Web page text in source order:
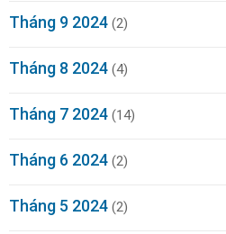
Tháng 9 2024 (2)
Tháng 8 2024 (4)
Tháng 7 2024 (14)
Tháng 6 2024 (2)
Tháng 5 2024 (2)